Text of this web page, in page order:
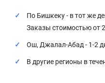
По Бишкеку - в тот же
Заказы стоимостью от
Ош, Джалал-Абад - 1-2
В другие регионы в